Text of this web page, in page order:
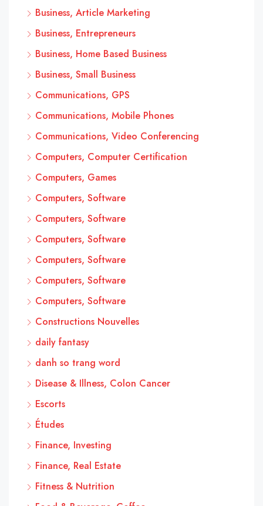
Business, Article Marketing
Business, Entrepreneurs
Business, Home Based Business
Business, Small Business
Communications, GPS
Communications, Mobile Phones
Communications, Video Conferencing
Computers, Computer Certification
Computers, Games
Computers, Software
Computers, Software
Computers, Software
Computers, Software
Computers, Software
Computers, Software
Constructions Nouvelles
daily fantasy
danh so trang word
Disease & Illness, Colon Cancer
Escorts
Études
Finance, Investing
Finance, Real Estate
Fitness & Nutrition